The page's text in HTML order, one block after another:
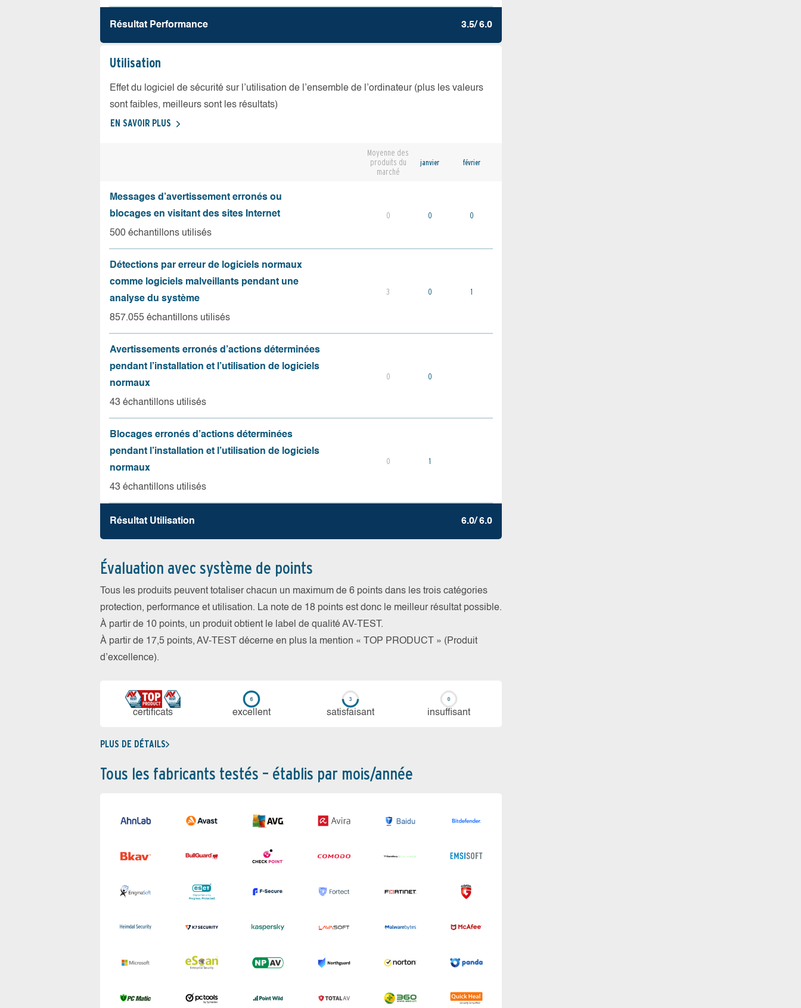
Résultat Performance 3.5/ 6.0
Utilisation
Effet du logiciel de sécurité sur l’utilisation de l’ensemble de l’ordinateur (plus les valeurs
sont faibles, meilleurs sont les résultats)
EN SAVOIR PLUS
Moyenne des
produits du
marché
janvier février
Messages d’avertissement erronés ou
blocages en visitant des sites Internet
500 échantillons utilisés
0 0 0
Détections par erreur de logiciels normaux
comme logiciels malveillants pendant une
analyse du système
857.055 échantillons utilisés
3 0 1
Avertissements erronés d’actions déterminées
pendant l’installation et l’utilisation de logiciels
normaux
43 échantillons utilisés
0 0
Blocages erronés d’actions déterminées
pendant l’installation et l’utilisation de logiciels
normaux
43 échantillons utilisés
0 1
Résultat Utilisation 6.0/ 6.0
Évaluation avec système de points
Tous les produits peuvent totaliser chacun un maximum de 6 points dans les trois catégories
protection, performance et utilisation. La note de 18 points est donc le meilleur résultat possible.
À partir de 10 points, un produit obtient le label de qualité AV-TEST.
À partir de 17,5 points, AV-TEST décerne en plus la mention « TOP PRODUCT » (Produit
d’excellence).
certi­ficats ex­cellent sa­tis­fai­sant in­suf­fi­sant
PLUS DE DÉTAILS
Tous les fabricants testés – établis par mois/année